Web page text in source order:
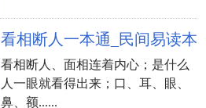
看相断人一本通_民间易读本
看相断人、面相连着内心；是什么
人一眼就看得出来；口、耳、眼、
鼻、额......